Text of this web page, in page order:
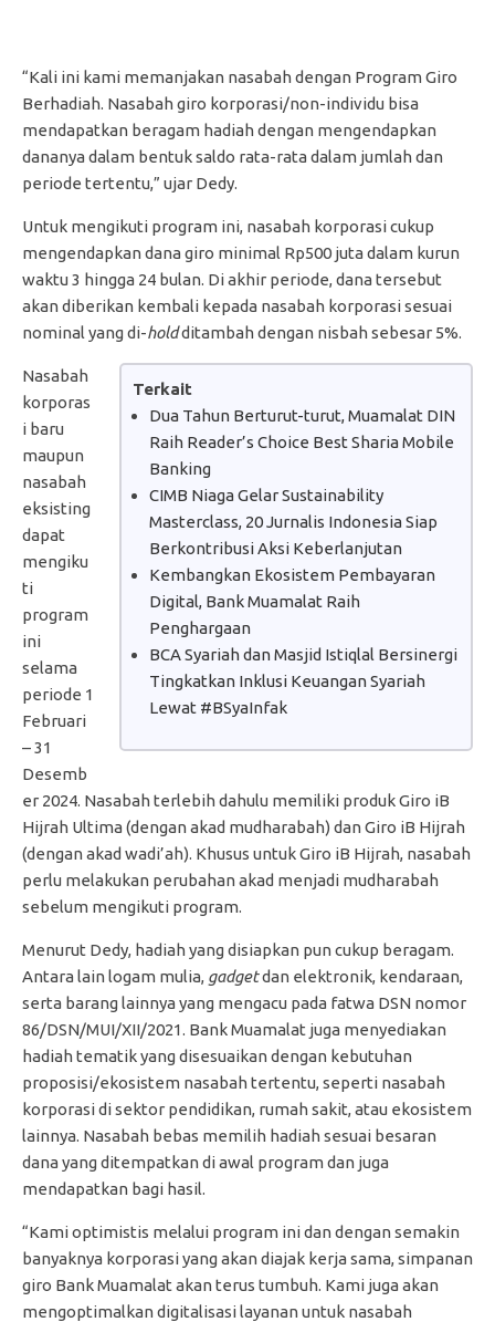
“Kali ini kami memanjakan nasabah dengan Program Giro
Berhadiah. Nasabah giro korporasi/non-individu bisa
mendapatkan beragam hadiah dengan mengendapkan
dananya dalam bentuk saldo rata-rata dalam jumlah dan
periode tertentu,” ujar Dedy.
Untuk mengikuti program ini, nasabah korporasi cukup
mengendapkan dana giro minimal Rp500 juta dalam kurun
waktu 3 hingga 24 bulan. Di akhir periode, dana tersebut
akan diberikan kembali kepada nasabah korporasi sesuai
nominal yang di-holdditambah dengan nisbah sebesar 5%.
Terkait
Dua Tahun Berturut-turut, Muamalat DIN
Raih Reader’s Choice Best Sharia Mobile
Banking
CIMB Niaga Gelar Sustainability
Masterclass, 20 Jurnalis Indonesia Siap
Berkontribusi Aksi Keberlanjutan
Kembangkan Ekosistem Pembayaran
Digital, Bank Muamalat Raih
Penghargaan
BCA Syariah dan Masjid Istiqlal Bersinergi
Tingkatkan Inklusi Keuangan Syariah
Lewat #BSyaInfak
Nasabah
korporas
i baru
maupun
nasabah
eksisting
dapat
mengiku
ti
program
ini
selama
periode 1
Februari
– 31
Desemb
er 2024. Nasabah terlebih dahulu memiliki produk Giro iB
Hijrah Ultima (dengan akad mudharabah) dan Giro iB Hijrah
(dengan akad wadi’ah). Khusus untuk Giro iB Hijrah, nasabah
perlu melakukan perubahan akad menjadi mudharabah
sebelum mengikuti program.
Menurut Dedy, hadiah yang disiapkan pun cukup beragam.
Antara lain logam mulia, gadgetdan elektronik, kendaraan,
serta barang lainnya yang mengacu pada fatwa DSN nomor
86/DSN/MUI/XII/2021. Bank Muamalat juga menyediakan
hadiah tematik yang disesuaikan dengan kebutuhan
proposisi/ekosistem nasabah tertentu, seperti nasabah
korporasi di sektor pendidikan, rumah sakit, atau ekosistem
lainnya. Nasabah bebas memilih hadiah sesuai besaran
dana yang ditempatkan di awal program dan juga
mendapatkan bagi hasil.
“Kami optimistis melalui program ini dan dengan semakin
banyaknya korporasi yang akan diajak kerja sama, simpanan
giro Bank Muamalat akan terus tumbuh. Kami juga akan
mengoptimalkan digitalisasi layanan untuk nasabah